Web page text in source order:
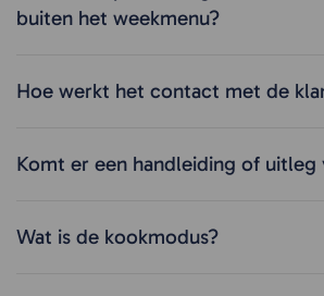
buiten het weekmenu?
Hoe werkt het contact met de
Komt er een handleiding of uitleg
Wat is de kookmodus?